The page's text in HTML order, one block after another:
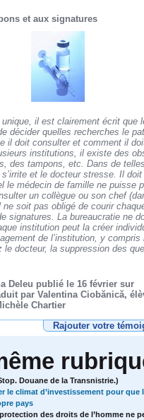
et aux signatures
il est clairement écrit que
décider quelles recherches le
il doit consulter et comment il
institutions, il existe des
des tampons, etc. Dans de telles
et le docteur stresse. Il
le médecin de famille ne puisse
un collègue ou son chef
ne soit pas obligé de courir
signatures. La bureaucratie ne
institution peut la créer
de l’institution, y compris
le docteur, la suppression des
Deleu publié le 16 février sur
par Valentina Ciobănică,
Chartier
Rajouter votre
Douane de la Transnistrie.)
le climat d’investissement pour que
pays
des droits de l’homme ne